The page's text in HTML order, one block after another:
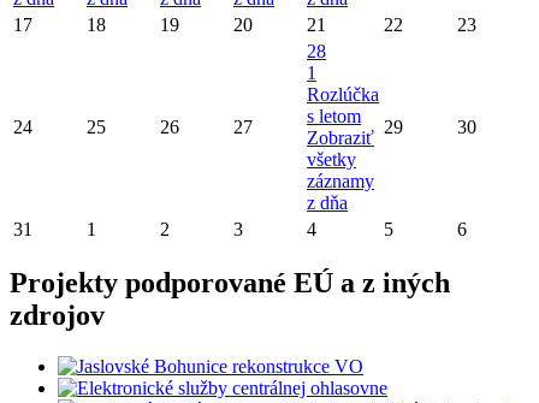
17 18 19 20 21 22 23
24 25 26 27
28
1
Rozlúčka
s letom
Zobraziť
všetky
záznamy
z dňa
29 30
31 1 2 3 4 5 6
Projekty podporované EÚ a z iných
zdrojov